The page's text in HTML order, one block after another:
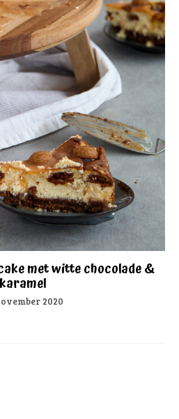
met witte chocolade &
karamel
2020